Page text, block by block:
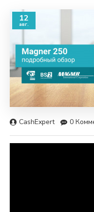
12
авг.
CashExpert 0